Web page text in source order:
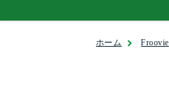
ホーム Froovie